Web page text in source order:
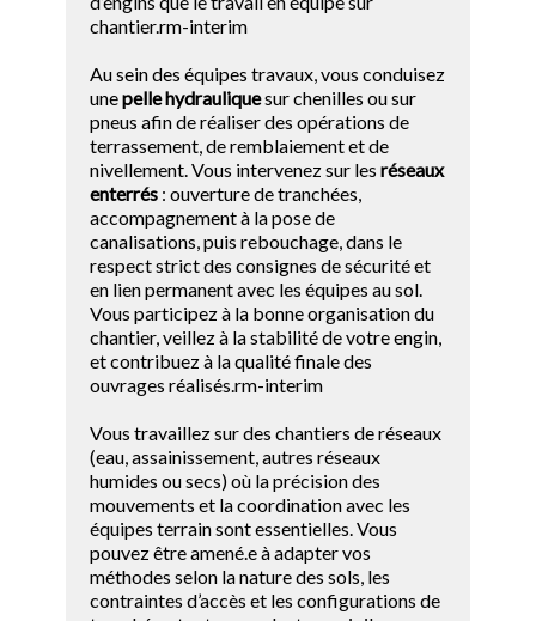
chantier.rm-interim
Au sein des équipes travaux, vous conduisez
unepelle hydrauliquesur chenilles ou sur
pneus afin de réaliser des opérations de
terrassement, de remblaiement et de
nivellement. Vous intervenez sur les réseaux
enterrés : ouverture de tranchées,
accompagnement à la pose de
canalisations, puis rebouchage, dans le
respect strict des consignes de sécurité et
en lien permanent avec les équipes au sol.
Vous participez à la bonne organisation du
chantier, veillez à la stabilité de votre engin,
et contribuez à la qualité finale des
ouvrages réalisés.rm-interim
Vous travaillez sur des chantiers de réseaux
(eau, assainissement, autres réseaux
humides ou secs) où la précision des
mouvements et la coordination avec les
équipes terrain sont essentielles. Vous
pouvez être amené.e à adapter vos
méthodes selon la nature des sols, les
contraintes d’accès et les configurations de